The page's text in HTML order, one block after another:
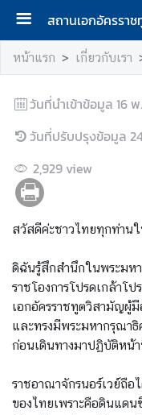
สถานเอกอัครรา
ห
แ
ร
เ
กี่
ย
กั
บ
เ
ร
า
ข่
า
หน้าแรก เกี่ยวกับเรา
วันที่นำเข้าข้อมูล 16
วันที่ปรับปรุงข้อมูล
2,929 view
สวัสดีค่ะชาวไทยทุกท่าน
ดิฉันรู้สึกสำนึกในพระมห
ราชโองการโปรดเกล้าโ
เอกอัครราชทูตวิสามัญผู้มี
และทรงมีพระมหากรุณา
ก่อนเดินทางมาปฏิบัติหน้
ราชอาณาจักรนอร์เวย์ถื
ของไทยเพราะคือดินแดน